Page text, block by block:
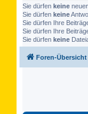
Sie dürfen keine
Sie dürfen keine
Sie dürfen Ihre
Sie dürfen Ihre
Sie dürfen keine
Foren-Übersicht